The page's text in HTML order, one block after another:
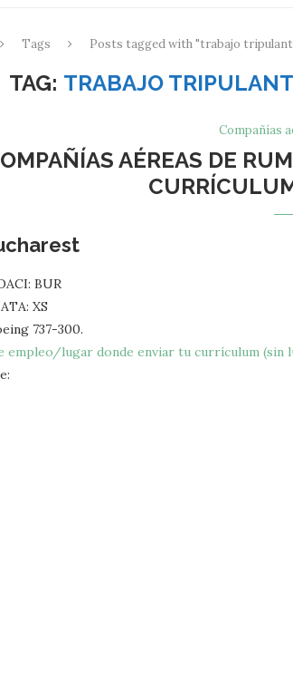
Tags Posts tagged with "trabajo
TAG: TRABAJO
Compañías
AÉREAS DE
BUR
XS
737-300.
empleo/lugar donde enviar tu currículum (sin